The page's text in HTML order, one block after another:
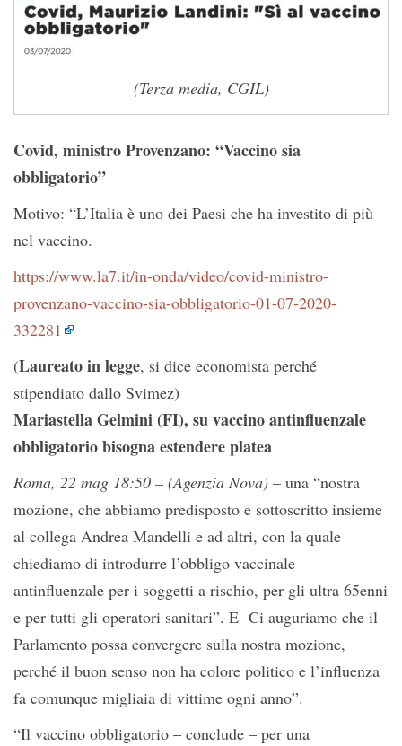
(Terza media, CGIL)
Covid, ministro Provenzano: “Vaccino sia
obbligatorio”
Motivo: “L’Italia è uno dei Paesi che ha investito di più
nel vaccino.
https://www.la7.it/in-onda/video/covid-ministro-
provenzano-vaccino-sia-obbligatorio-01-07-2020-
332281
(Laureato in legge, si dice economista perché
stipendiato dallo Svimez)
Mariastella Gelmini (FI), su vaccino antinfluenzale
obbligatorio bisogna estendere platea
Roma, 22 mag 18:50 – (Agenzia Nova) – una “nostra
mozione, che abbiamo predisposto e sottoscritto insieme
al collega Andrea Mandelli e ad altri, con la quale
chiediamo di introdurre l’obbligo vaccinale
antinfluenzale per i soggetti a rischio, per gli ultra 65enni
e per tutti gli operatori sanitari”. E Ci auguriamo che il
Parlamento possa convergere sulla nostra mozione,
perché il buon senso non ha colore politico e l’influenza
fa comunque migliaia di vittime ogni anno”.
“Il vaccino obbligatorio – conclude – per una